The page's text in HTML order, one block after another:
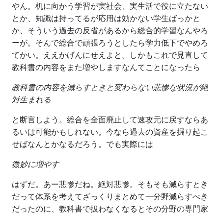
やん。机に向かう学習が実社会、実生活で役に立たない
とか、知識は持ってるが応用は効かない学生ばっかと
か、そういう過去の反省があるから総合的学習なんやろ
ーが。そんで総合で頑張ろうとしたら学力低下でやめろ
てかい。ええかげんにせえよと。しかもこれで見直して
教科書の内容をまた増やしますなんてことになったら
教科書の内容を減らすときと変わらない悲惨な状況が絶
対生まれる
と断言しよう。総合を全面廃止して速攻元に戻すならあ
るいは可能かもしれない。今なら過去の資産を掘り起こ
せばなんとかなるだろう。でも実際には
微妙に増やす
はずだ。あー悲惨だね。絶対悲惨。そもそも減らすとき
だって体系を考えてざっくりまとめて一分野減らすべき
だったのに、教科書で扱わなくなるとその分野の専門家